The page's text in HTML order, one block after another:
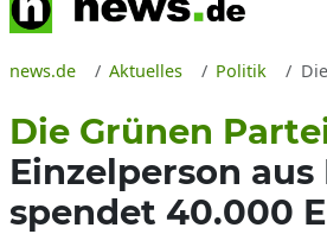
news.de Aktuelles Politik
Die Grünen
Einzelperson aus
spendet 40.000